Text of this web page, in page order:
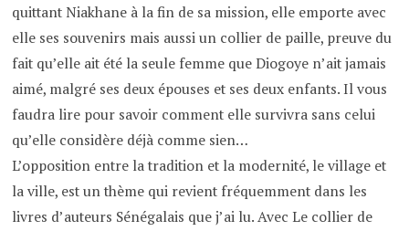
quittant Niakhane à la fin de sa mission, elle emporte avec
elle ses souvenirs mais aussi un collier de paille, preuve du
fait qu’elle ait été la seule femme que Diogoye n’ait jamais
aimé, malgré ses deux épouses et ses deux enfants. Il vous
faudra lire pour savoir comment elle survivra sans celui
qu’elle considère déjà comme sien…
L’opposition entre la tradition et la modernité, le village et
la ville, est un thème qui revient fréquemment dans les
livres d’auteurs Sénégalais que j’ai lu. Avec Le collier de